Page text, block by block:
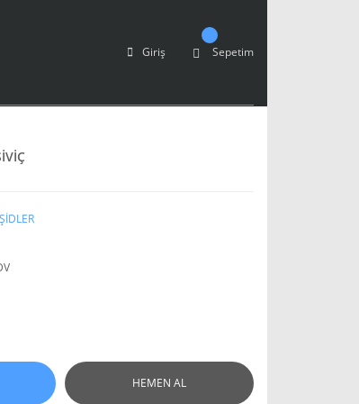
Giriş Sepetim
HEMEN AL